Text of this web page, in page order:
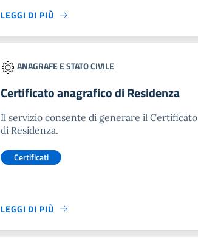
LEGGI DI PIÙ
ANAGRAFE E STATO CIVILE
Certificato anagrafico di Residenza
Il servizio consente di generare il Certificato
di Residenza.
Certificati
LEGGI DI PIÙ